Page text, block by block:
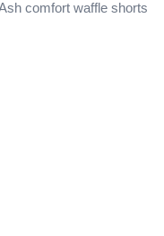
comfort waffle shorts